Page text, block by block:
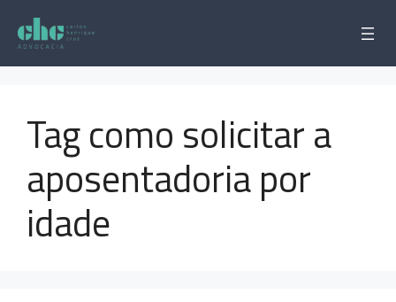
para
conteúdo
Tag como solicitar a
aposentadoria por
idade